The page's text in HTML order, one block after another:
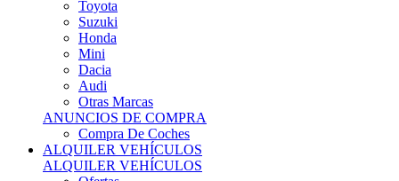
Toyota
Suzuki
Honda
Mini
Dacia
Audi
Otras Marcas
ANUNCIOS DE COMPRA
Compra De Coches
ALQUILER VEHÍCULOS
ALQUILER VEHÍCULOS